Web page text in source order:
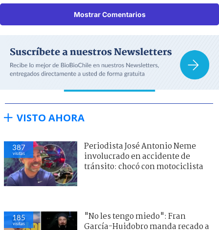
Mostrar Comentarios
VISTO AHORA
387
visitas
Periodista José Antonio Neme
involucrado en accidente de
tránsito: chocó con motociclista
185
visitas
"No les tengo miedo": Fran
García-Huidobro manda recado a